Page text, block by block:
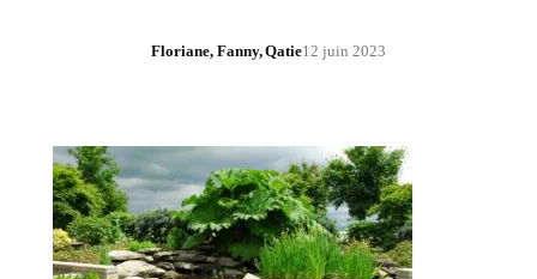
Floriane, Fanny, Qatie12 juin 2023